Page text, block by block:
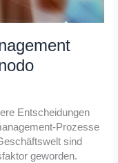
Entscheidungen
Prozesse
sind
geworden.